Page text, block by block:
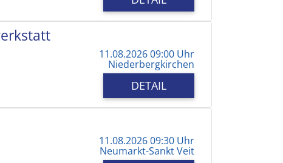
11.08.2026 09:00 Uhr
Niederbergkirchen
DETAIL
11.08.2026 09:30 Uhr
Neumarkt-Sankt Veit